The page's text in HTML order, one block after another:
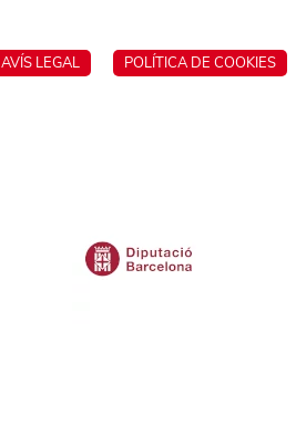
AVÍS LEGAL POLÍTICA DE COOKIES